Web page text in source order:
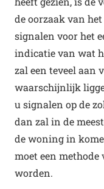
de oorzaak van
signalen voor het
indicatie van wat
zal een teveel aan
waarschijnlijk
u signalen op de
dan zal in de
de woning in
moet een
worden.